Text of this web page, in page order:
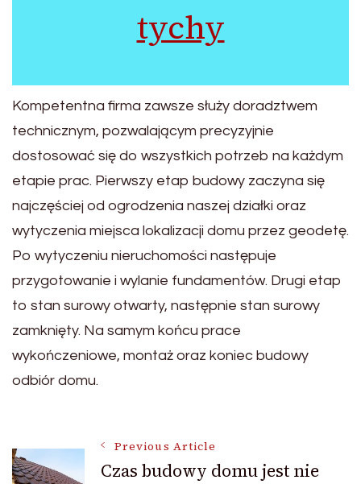
tychy
Kompetentna firma zawsze służy doradztwem
technicznym, pozwalającym precyzyjnie
dostosować się do wszystkich potrzeb na każdym
etapie prac. Pierwszy etap budowy zaczyna się
najczęściej od ogrodzenia naszej działki oraz
wytyczenia miejsca lokalizacji domu przez geodetę.
Po wytyczeniu nieruchomości następuje
przygotowanie i wylanie fundamentów. Drugi etap
to stan surowy otwarty, następnie stan surowy
zamknięty. Na samym końcu prace
wykończeniowe, montaż oraz koniec budowy
odbiór domu.
Post
Previous Article
Czas budowy domu jest nie